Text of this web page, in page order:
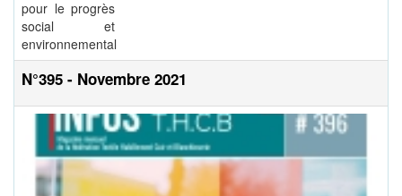
pour le progrès
social et
environnemental
N°395 - Novembre 2021